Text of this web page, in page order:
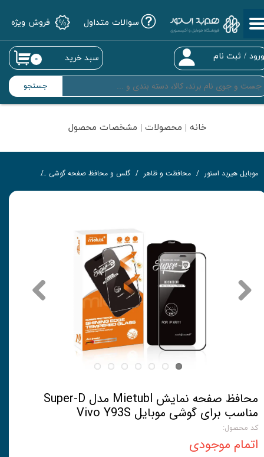
جستجو
/ ثبت نام
حساب کاربری من
تغییر گذر واژه
سفارشات
خروج از حساب کاربری
۰ سبد خرید
سوالات متداول فروش ویژه
خانه | محصولات | مشخصات محصول
موبایل هیربد استور محافظت و ظاهر گلس و محافظ صفحه گوشی
محافظ صفحه نمایش Mietubl مدل Super-D
مناسب برای گوشی موبایل Vivo Y93S
کد محصول:
اتمام موجودی